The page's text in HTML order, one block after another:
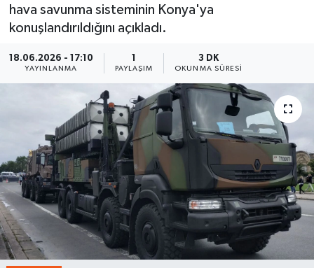
hava savunma sisteminin Konya'ya
konuşlandırıldığını açıkladı.
18.06.2026 - 17:10
YAYINLANMA
1
PAYLAŞIM
3 DK
OKUNMA SÜRESI